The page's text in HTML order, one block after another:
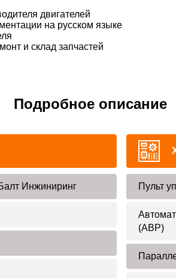
двигателей
на русском языке
и склад запчастей
Инжиниринг Пульт
(АВР)
Подробное описание